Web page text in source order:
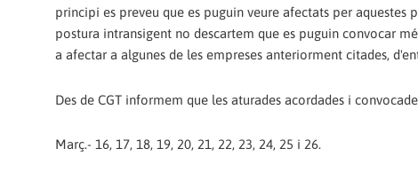
principi es preveu que es puguin veure afectats per aquestes
postura intransigent no descartem que es puguin convocar
a afectar a algunes de les empreses anteriorment citades,
Des de CGT informem que les aturades acordades i
Març.- 16, 17, 18, 19, 20, 21, 22, 23, 24, 25 i 26.